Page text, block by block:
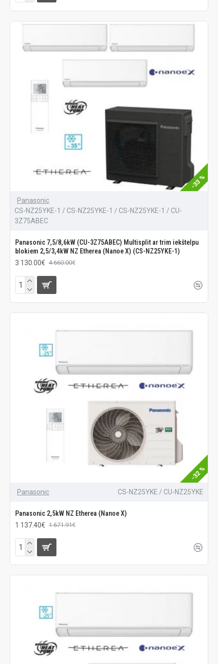
-33 %
Panasonic
CS-NZ25YKE-1 / CS-NZ25YKE-1 / CS-NZ25YKE-1 / CU-
3Z75ABEC
Panasonic 7,5/8,6kW (CU-3Z75ABEC) Multisplit ar trim iekštelpu
blokiem 2,5/3,4kW NZ Etherea (Nanoe X) (CS-NZ25YKE-1)
3 130.00€ 4 660.00€
-32 %
Panasonic CS-NZ25YKE / CU-NZ25YKE
Panasonic 2,5kW NZ Etherea (Nanoe X)
1 137.40€ 1 671.91€